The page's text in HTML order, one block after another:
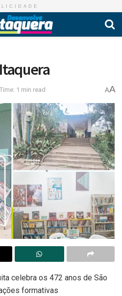
1 min read AA
celebra os 472 anos de São
formativas